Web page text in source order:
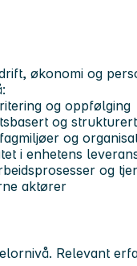
økonomi og
og oppfølging
og
og
i enhetens
og
aktører
Relevant